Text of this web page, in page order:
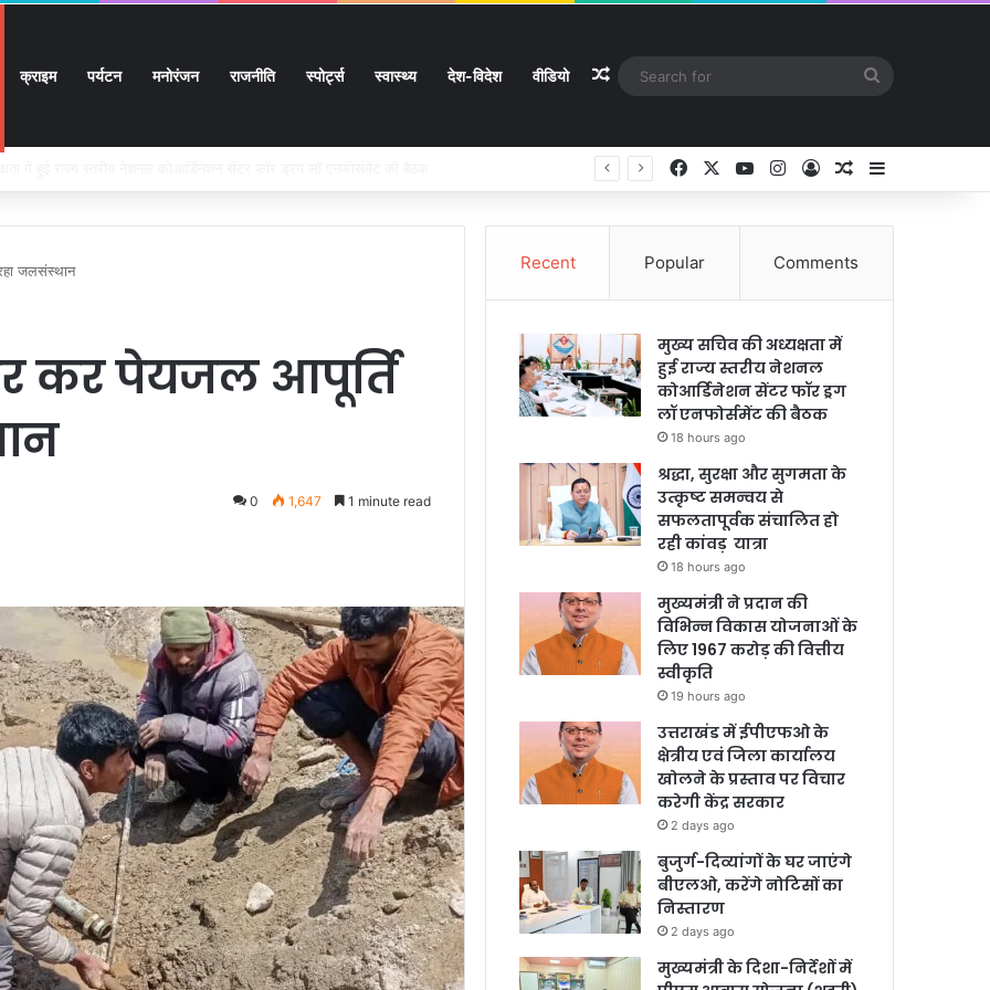
क्राइम पर्यटन मनोरंजन राजनीति स्पोर्ट्स स्वास्थ्य देश-विदेश वीडियो Random Article
Facebook YouTubeInstagram
Log InRandom Article
जलसंस्थान
कर पेयजल आपूर्ति
0 1,647 1 minute read
Recent Popular Comments
मुख्य सचिव की अध्यक्षता में
हुई राज्य स्तरीय नेशनल
कोआर्डिनेशन सेंटर फॉर ड्रग
लॉ एनफोर्समेंट की बैठक
18 hours ago
श्रद्धा, सुरक्षा और सुगमता के
उत्कृष्ट समन्वय से
सफलतापूर्वक संचालित हो
रही कांवड़ यात्रा
18 hours ago
मुख्यमंत्री ने प्रदान की
विभिन्न विकास योजनाओं के
लिए 1967 करोड़ की वित्तीय
स्वीकृति
19 hours ago
उत्तराखंड में ईपीएफओ के
क्षेत्रीय एवं जिला कार्यालय
खोलने के प्रस्ताव पर विचार
करेगी केंद्र सरकार
2 days ago
बुजुर्ग-दिव्यांगों के घर जाएंगे
बीएलओ, करेंगे नोटिसों का
निस्तारण
2 days ago
मुख्यमंत्री के दिशा-निर्देशों में